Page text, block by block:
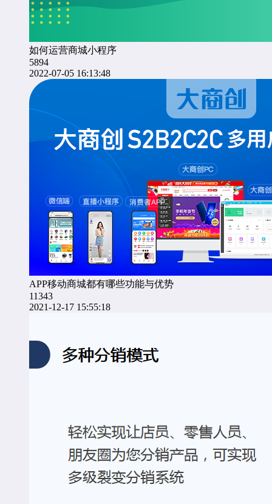
如何运营商城小程序
5894
2022-07-05 16:13:48
APP移动商城都有哪些功能与优势
11343
2021-12-17 15:55:18